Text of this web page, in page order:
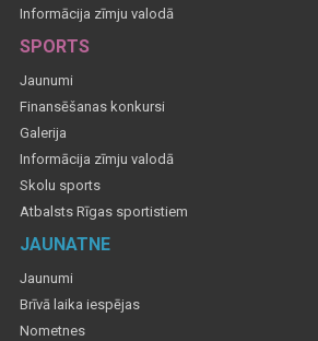
Informācija zīmju valodā
SPORTS
Jaunumi
Finansēšanas konkursi
Galerija
Informācija zīmju valodā
Skolu sports
Atbalsts Rīgas sportistiem
JAUNATNE
Jaunumi
Brīvā laika iespējas
Nometnes